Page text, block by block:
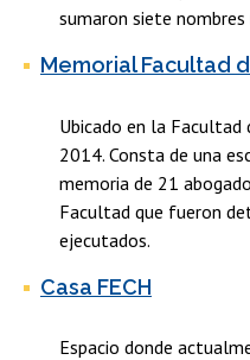
sumaron siete
Memorial Facultad
Ubicado en la Facultad
2014. Consta de una
memoria de 21
Facultad que fueron
ejecutados.
Casa FECH
Espacio donde